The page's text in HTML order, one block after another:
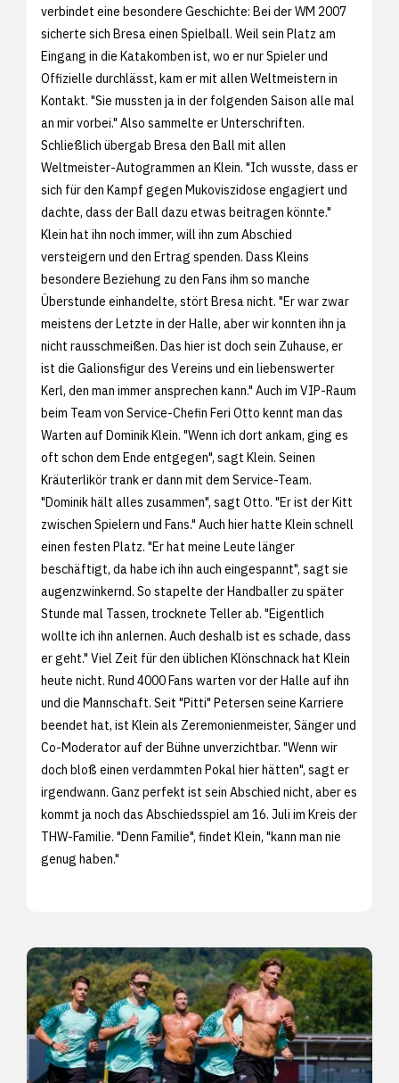
verbindet eine besondere Geschichte: Bei der WM 2007
sicherte sich Bresa einen Spielball. Weil sein Platz am
Eingang in die Katakomben ist, wo er nur Spieler und
Offizielle durchlässt, kam er mit allen Weltmeistern in
Kontakt. "Sie mussten ja in der folgenden Saison alle mal
an mir vorbei." Also sammelte er Unterschriften.
Schließlich übergab Bresa den Ball mit allen
Weltmeister-Autogrammen an Klein. "Ich wusste, dass er
sich für den Kampf gegen Mukoviszidose engagiert und
dachte, dass der Ball dazu etwas beitragen könnte."
Klein hat ihn noch immer, will ihn zum Abschied
versteigern und den Ertrag spenden. Dass Kleins
besondere Beziehung zu den Fans ihm so manche
Überstunde einhandelte, stört Bresa nicht. "Er war zwar
meistens der Letzte in der Halle, aber wir konnten ihn ja
nicht rausschmeißen. Das hier ist doch sein Zuhause, er
ist die Galionsfigur des Vereins und ein liebenswerter
Kerl, den man immer ansprechen kann." Auch im VIP-Raum
beim Team von Service-Chefin Feri Otto kennt man das
Warten auf Dominik Klein. "Wenn ich dort ankam, ging es
oft schon dem Ende entgegen", sagt Klein. Seinen
Kräuterlikör trank er dann mit dem Service-Team.
"Dominik hält alles zusammen", sagt Otto. "Er ist der Kitt
zwischen Spielern und Fans." Auch hier hatte Klein schnell
einen festen Platz. "Er hat meine Leute länger
beschäftigt, da habe ich ihn auch eingespannt", sagt sie
augenzwinkernd. So stapelte der Handballer zu später
Stunde mal Tassen, trocknete Teller ab. "Eigentlich
wollte ich ihn anlernen. Auch deshalb ist es schade, dass
er geht." Viel Zeit für den üblichen Klönschnack hat Klein
heute nicht. Rund 4000 Fans warten vor der Halle auf ihn
und die Mannschaft. Seit "Pitti" Petersen seine Karriere
beendet hat, ist Klein als Zeremonienmeister, Sänger und
Co-Moderator auf der Bühne unverzichtbar. "Wenn wir
doch bloß einen verdammten Pokal hier hätten", sagt er
irgendwann. Ganz perfekt ist sein Abschied nicht, aber es
kommt ja noch das Abschiedsspiel am 16. Juli im Kreis der
THW-Familie. "Denn Familie", findet Klein, "kann man nie
genug haben."